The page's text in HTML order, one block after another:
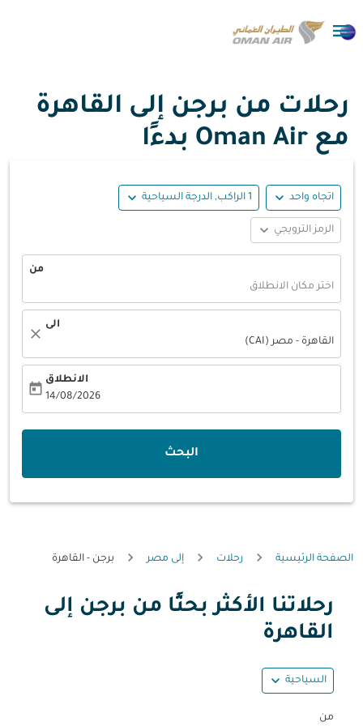

رحلات من برجن إلى القاهرة
مع Oman Air بدءًا
اتجاه واحد expand_more 1 الراكب, الدرجة السياحية expand_more
الرمز الترويجي expand_more
من
اختر مكان الانطلاق
الى
القاهرة - مصر (CAI)
close
الانطلاق
14/08/2026
today
البحث
الصفحة الرئيسية رحلات إلى مصر برجن - القاهرة
رحلاتنا الأكثر بحثًا من برجن إلى
القاهرة
السياحية expand_more
من
حاول تحديث الرحلة (مغادرة و/أو وجهة) أو التفاعل مع